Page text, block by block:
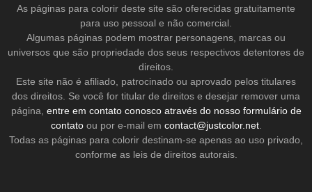
As páginas para colorir deste site são oferecidas gratuitamente
para uso pessoal e não comercial.
Algumas páginas podem mostrar personagens, marcas ou
universos que são propriedade dos seus respectivos detentores de
direitos.
Este site não é afiliado, patrocinado ou aprovado pelos titulares
dos direitos. Se você for titular de direitos e desejar remover uma
página, entre em contato conosco através do nosso formulário de
contatoou por e-mail em contact@justcolor.net.
Todas as páginas para colorir destinam-se apenas ao uso privado,
conforme as leis de direitos autorais.